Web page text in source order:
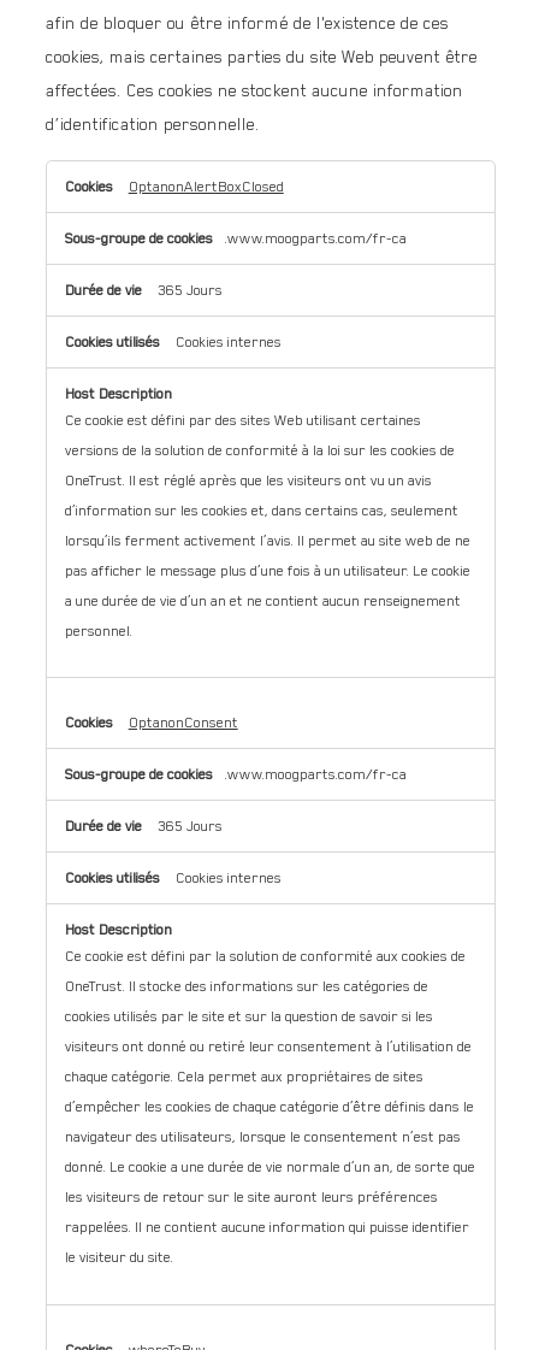
afin de bloquer ou être informé de l'existence de ces
cookies, mais certaines parties du site Web peuvent être
affectées. Ces cookies ne stockent aucune information
d’identification personnelle.
strictement
nécessaires
OptanonAlertBoxClosed
.www.moogparts.com/fr-ca
365 Jours
Cookies internes
Ce cookie est défini par des sites Web utilisant certaines
versions de la solution de conformité à la loi sur les cookies de
OneTrust. Il est réglé après que les visiteurs ont vu un avis
d’information sur les cookies et, dans certains cas, seulement
lorsqu’ils ferment activement l’avis. Il permet au site web de ne
pas afficher le message plus d’une fois à un utilisateur. Le cookie
a une durée de vie d’un an et ne contient aucun renseignement
personnel.
OptanonConsent
.www.moogparts.com/fr-ca
365 Jours
Cookies internes
Ce cookie est défini par la solution de conformité aux cookies de
OneTrust. Il stocke des informations sur les catégories de
cookies utilisés par le site et sur la question de savoir si les
visiteurs ont donné ou retiré leur consentement à l’utilisation de
chaque catégorie. Cela permet aux propriétaires de sites
d’empêcher les cookies de chaque catégorie d’être définis dans le
navigateur des utilisateurs, lorsque le consentement n’est pas
donné. Le cookie a une durée de vie normale d’un an, de sorte que
les visiteurs de retour sur le site auront leurs préférences
rappelées. Il ne contient aucune information qui puisse identifier
le visiteur du site.